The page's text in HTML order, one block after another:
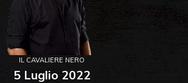
IL CAVALIERE NERO
5 Luglio 2022